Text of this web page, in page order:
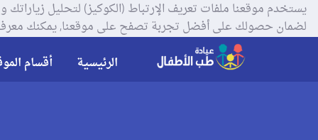
لضمان حصولك على أفضل تجربة تصفح على موقعنا, يمكنك
الرئيسية
أقسام